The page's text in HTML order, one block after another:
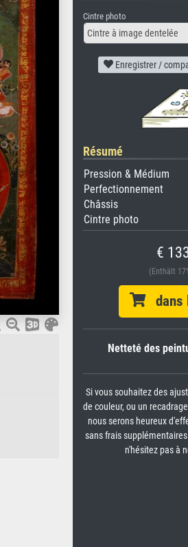
Cintre photo
Cintre à image dentelée
Enregistrer /
Résumé
Pression & Médium
Perfectionnement
Châssis
Cintre photo
€
(Enthält
dans
Netteté des
Si vous souhaitez des
de couleur, ou un
nous serons heureux
sans frais
n'hésitez pas à